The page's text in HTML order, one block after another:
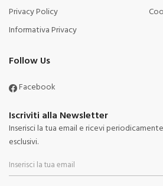
Privacy Policy
Informativa Privacy
Follow Us
Facebook
Iscriviti alla Newsletter
Inserisci la tua email e ricevi
esclusivi.